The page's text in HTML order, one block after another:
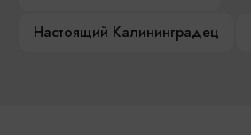
Настоящий Калининградец